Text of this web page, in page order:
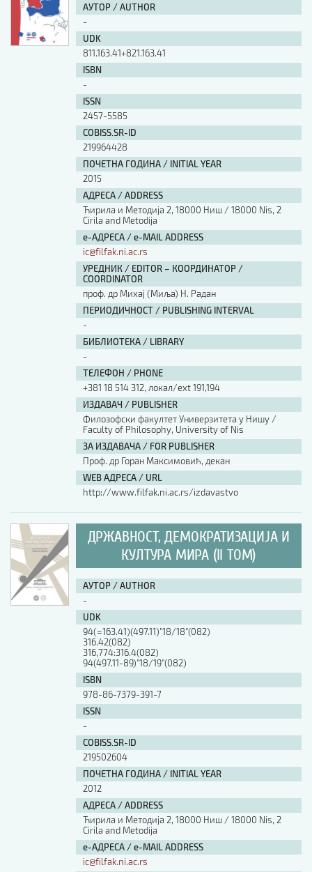
АУТОР / AUTHOR
-
UDK
811.163.41+821.163.41
ISBN
-
ISSN
2457-5585
COBISS.SR-ID
219964428
ПОЧЕТНА ГОДИНА / INITIAL YEAR
2015
АДРЕСА / ADDRESS
Ћирила и Методија 2, 18000 Ниш / 18000 Nis, 2
Cirila and Metodija
е-АДРЕСА / e-MAIL ADDRESS
ic@filfak.ni.ac.rs
УРЕДНИК / EDITOR – КООРДИНАТОР /
COORDINATOR
проф. др Михај (Миља) Н. Радан
ПЕРИОДИЧНОСТ / PUBLISHING INTERVAL
-
БИБЛИОТЕКА / LIBRARY
-
ТЕЛЕФОН / PHONE
+381 18 514 312, локал/ext 191,194
ИЗДАВАЧ / PUBLISHER
Филозофски факултет Универзитета у Нишу /
Faculty of Philosophy, University of Nis
ЗА ИЗДАВАЧА / FOR PUBLISHER
Проф. др Горан Максимовић, декан
WEB АДРЕСА / URL
http://www.filfak.ni.ac.rs/izdavastvo
ДРЖАВНОСТ, ДЕМОКРАТИЗАЦИЈА И
КУЛТУРА МИРА (II ТОМ)
АУТОР / AUTHOR
-
UDK
94(=163.41)(497.11)"18/18"(082)
316.42(082)
316,774:316.4(082)
94(497.11-89)"18/19"(082)
ISBN
978-86-7379-391-7
ISSN
-
COBISS.SR-ID
219502604
ПОЧЕТНА ГОДИНА / INITIAL YEAR
2012
АДРЕСА / ADDRESS
Ћирила и Методија 2, 18000 Ниш / 18000 Nis, 2
Cirila and Metodija
е-АДРЕСА / e-MAIL ADDRESS
ic@filfak.ni.ac.rs